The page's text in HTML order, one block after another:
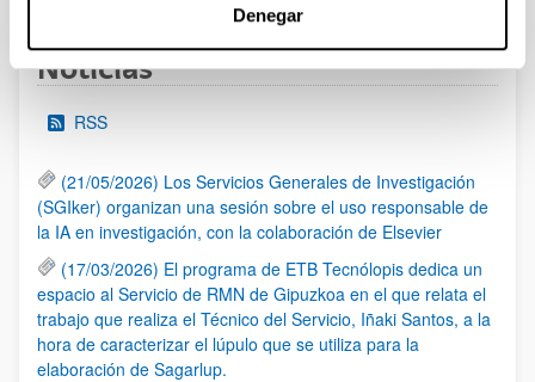
Denegar
Noticias
RSS
(21/05/2026) Los Servicios Generales de Investigación
(SGIker) organizan una sesión sobre el uso responsable de
la IA en investigación, con la colaboración de Elsevier
(17/03/2026) El programa de ETB Tecnólopis dedica un
espacio al Servicio de RMN de Gipuzkoa en el que relata el
trabajo que realiza el Técnico del Servicio, Iñaki Santos, a la
hora de caracterizar el lúpulo que se utiliza para la
elaboración de Sagarlup.